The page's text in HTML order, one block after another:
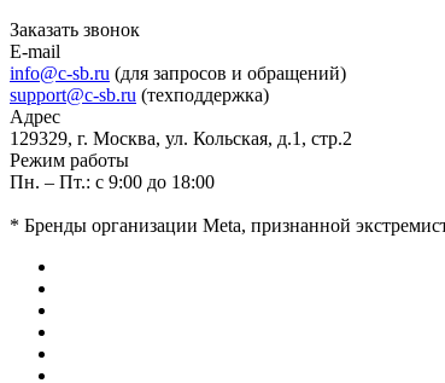
Заказать звонок
E-mail
info@c-sb.ru (для запросов и обращений)
support@c-sb.ru (техподдержка)
Адрес
129329, г. Москва, ул. Кольская, д.1, стр.2
Режим работы
Пн. – Пт.: с 9:00 до 18:00
* Бренды организации Meta, признанной